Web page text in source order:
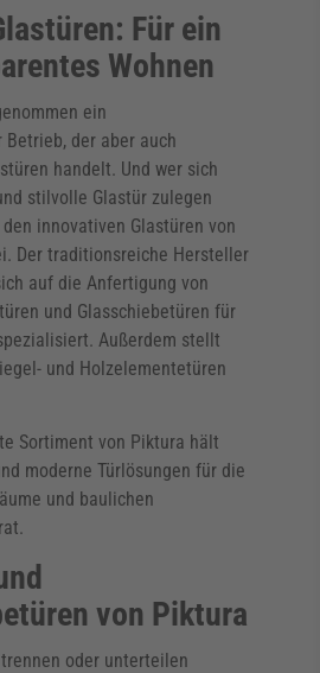
Für ein
Wohnen
ein
der aber auch
handelt. Und wer sich
stilvolle Glastür zulegen
innovativen Glastüren von
Der traditionsreiche Hersteller
auf die Anfertigung von
und Glasschiebetüren für
Außerdem stellt
und Holzelementetüren
Sortiment von Piktura hält
moderne Türlösungen für die
und baulichen
von Piktura
oder unterteilen